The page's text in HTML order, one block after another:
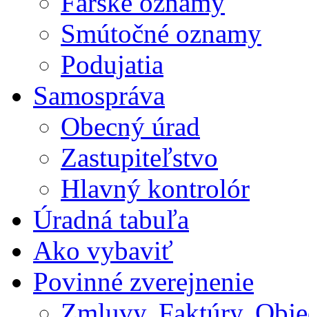
Smútočné oznamy
Podujatia
Samospráva
Obecný úrad
Zastupiteľstvo
Hlavný kontrolór
Úradná tabuľa
Ako vybaviť
Povinné zverejnenie